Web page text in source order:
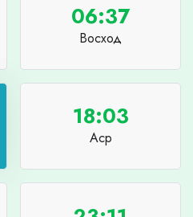
06:37
Восход
18:03
Аср